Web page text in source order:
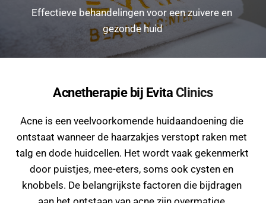
Effectieve behandelingen voor een zuivere en
gezonde huid
Acnetherapie bij Evita Clinics
Acne is een veelvoorkomende huidaandoening die
ontstaat wanneer de haarzakjes verstopt raken met
talg en dode huidcellen. Het wordt vaak gekenmerkt
door puistjes, mee-eters, soms ook cysten en
knobbels. De belangrijkste factoren die bijdragen